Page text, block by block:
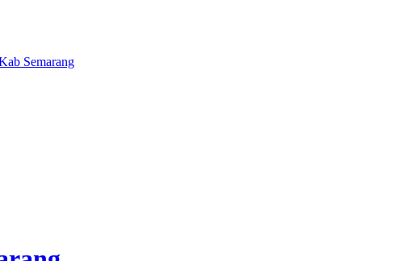
Semarang